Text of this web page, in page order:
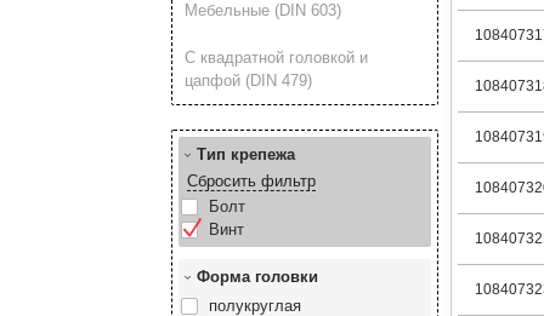
Мебельные (DIN 603)
С квадратной головкой и
цапфой (DIN 479)
Тип крепежа
Сбросить фильтр
Болт
Винт
Форма головки
полукруглая